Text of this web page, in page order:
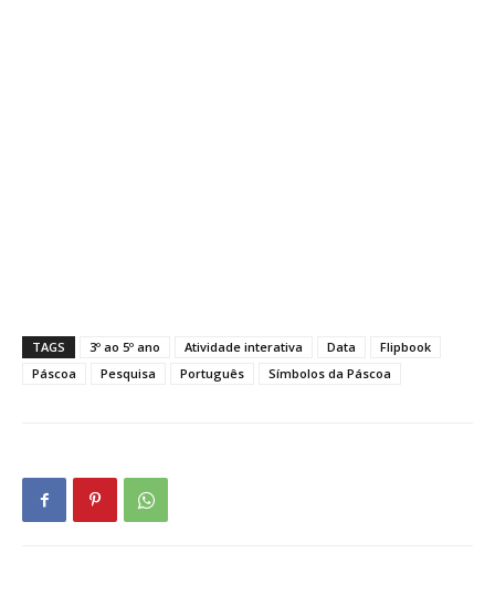
TAGS 3º ao 5º ano Atividade interativa Data
Flipbook
Páscoa
Pesquisa Português Símbolos da Páscoa